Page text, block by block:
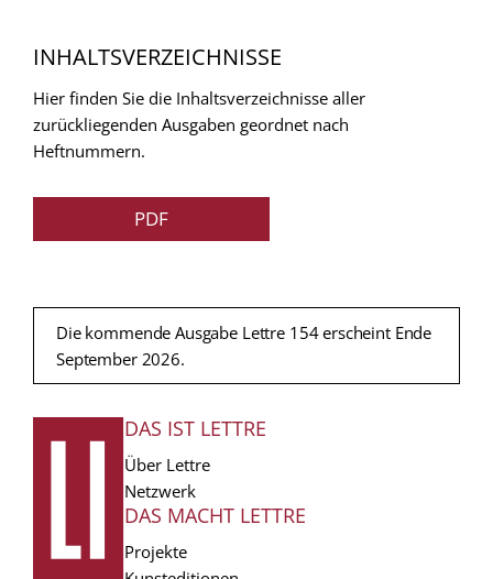
INHALTSVERZEICHNISSE
Hier finden Sie die Inhaltsverzeichnisse aller
zurückliegenden Ausgaben geordnet nach
Heftnummern.
PDF
Die kommende Ausgabe Lettre 154 erscheint Ende
September 2026.
FUSSZEILE
DAS IST LETTRE
Über Lettre
Netzwerk
DAS MACHT LETTRE
Projekte